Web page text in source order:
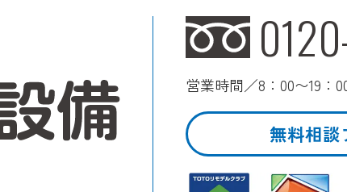
営業時間／8：00〜19：
無料相談